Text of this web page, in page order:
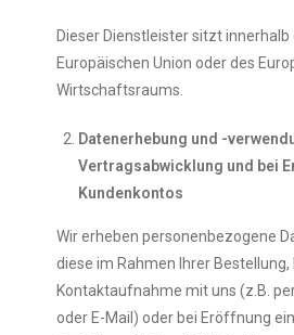
Dieser Dienstleister sitzt innerhalb
Europäischen Union oder des
Wirtschaftsraums.
Datenerhebung und -
Vertragsabwicklung und bei
Kundenkontos
Wir erheben personenbezogene
diese im Rahmen Ihrer Bestellung,
Kontaktaufnahme mit uns (z.B.
oder E-Mail) oder bei Eröffnung